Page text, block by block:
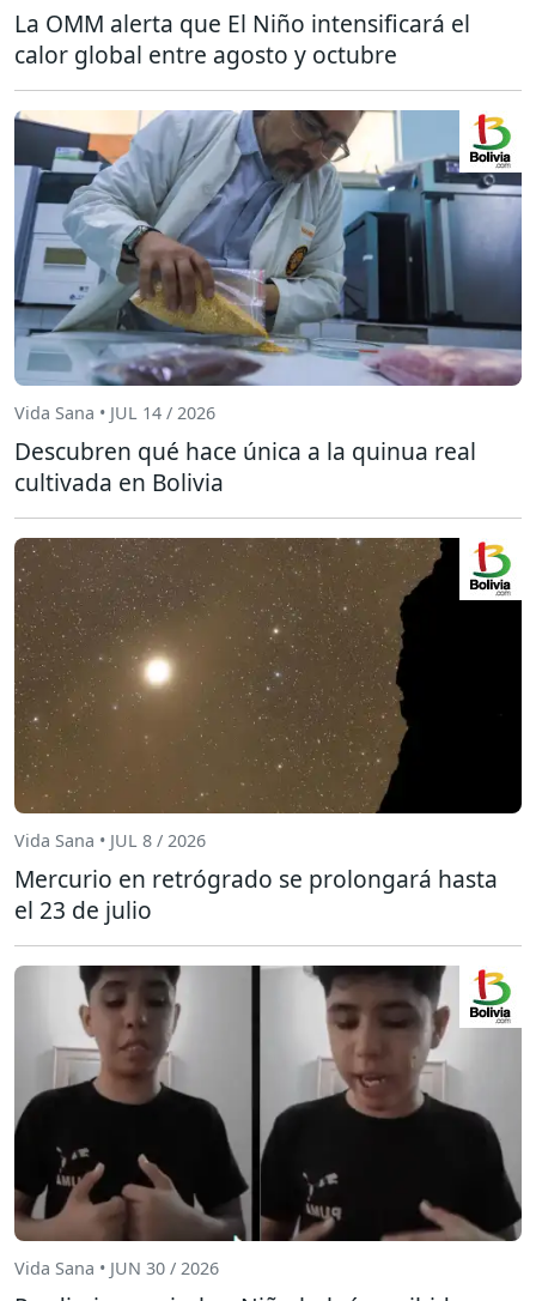
La OMM alerta que El Niño intensificará el
calor global entre agosto y octubre
Vida Sana • JUL 14 / 2026
Descubren qué hace única a la quinua real
cultivada en Bolivia
Vida Sana • JUL 8 / 2026
Mercurio en retrógrado se prolongará hasta
el 23 de julio
Vida Sana • JUN 30 / 2026